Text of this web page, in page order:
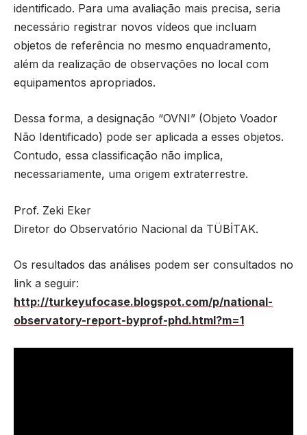
identificado. Para uma avaliação mais precisa, seria
necessário registrar novos vídeos que incluam
objetos de referência no mesmo enquadramento,
além da realização de observações no local com
equipamentos apropriados.
Dessa forma, a designação “OVNI” (Objeto Voador
Não Identificado) pode ser aplicada a esses objetos.
Contudo, essa classificação não implica,
necessariamente, uma origem extraterrestre.
Prof. Zeki Eker
Diretor do Observatório Nacional da TÜBİTAK.
Os resultados das análises podem ser consultados no
link a seguir:
http://turkeyufocase.blogspot.com/p/national-
observatory-report-byprof-phd.html?m=1